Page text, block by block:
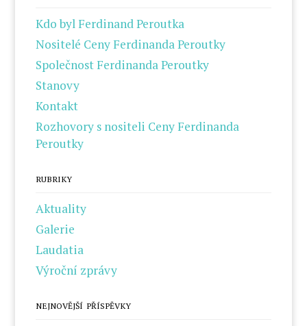
Kdo byl Ferdinand Peroutka
Nositelé Ceny Ferdinanda Peroutky
Společnost Ferdinanda Peroutky
Stanovy
Kontakt
Rozhovory s nositeli Ceny Ferdinanda
Peroutky
RUBRIKY
Aktuality
Galerie
Laudatia
Výroční zprávy
NEJNOVĚJŠÍ PŘÍSPĚVKY